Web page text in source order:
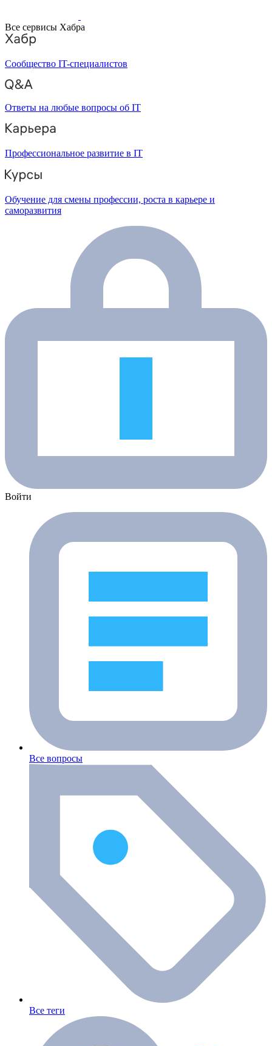
Все сервисы Хабра
Сообщество IT-специалистов
Ответы на любые вопросы об IT
Профессиональное развитие в IT
Обучение для смены профессии, роста в карьере и
саморазвития
Войти
Все вопросы
Все теги